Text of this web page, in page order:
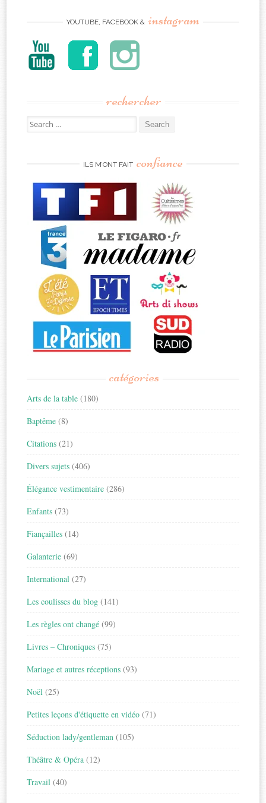
YOUTUBE, FACEBOOK & instagram
rechercher
Search
for:
ILS M’ONT FAIT confiance
catégories
Arts de la table (180)
Baptême (8)
Citations (21)
Divers sujets (406)
Élégance vestimentaire (286)
Enfants (73)
Fiançailles (14)
Galanterie (69)
International (27)
Les coulisses du blog (141)
Les règles ont changé (99)
Livres – Chroniques (75)
Mariage et autres réceptions (93)
Noël (25)
Petites leçons d'étiquette en vidéo (71)
Séduction lady/gentleman (105)
Théâtre & Opéra (12)
Travail (40)